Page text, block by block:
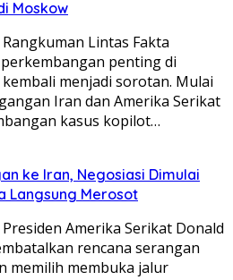
Moskow
Rangkuman Lintas Fakta
penting di
menjadi sorotan. Mulai
Iran dan Amerika Serikat
kasus kopilot…
ke Iran, Negosiasi Dimulai
Langsung Merosot
Presiden Amerika Serikat Donald
rencana serangan
memilih membuka jalur